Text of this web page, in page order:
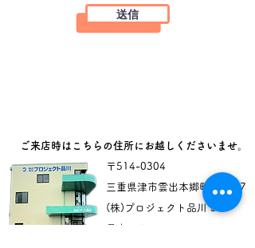
送信
​ご来店時はこちらの住所にお越しくださいませ。
〒514-0304​
三重県津市雲出本郷町1621-7​
(株)プロジェクト品川 3F
最幸ハウス